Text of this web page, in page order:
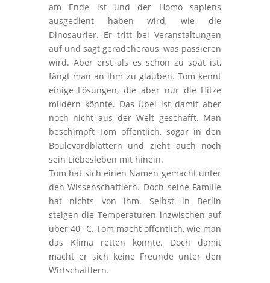
am Ende ist und der Homo sapiens
ausgedient haben wird, wie die
Dinosaurier. Er tritt bei Veranstaltungen
auf und sagt geradeheraus, was passieren
wird. Aber erst als es schon zu spät ist,
fängt man an ihm zu glauben. Tom kennt
einige Lösungen, die aber nur die Hitze
mildern könnte. Das Übel ist damit aber
noch nicht aus der Welt geschafft. Man
beschimpft Tom öffentlich, sogar in den
Boulevardblättern und zieht auch noch
sein Liebesleben mit hinein.
Tom hat sich einen Namen gemacht unter
den Wissenschaftlern. Doch seine Familie
hat nichts von ihm. Selbst in Berlin
steigen die Temperaturen inzwischen auf
über 40° C. Tom macht öffentlich, wie man
das Klima retten könnte. Doch damit
macht er sich keine Freunde unter den
Wirtschaftlern.